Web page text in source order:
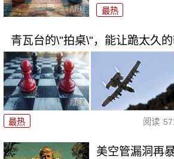
最热
青瓦台的\"拍桌\"，能让跪太久的
最热 阅读
美空管漏洞再